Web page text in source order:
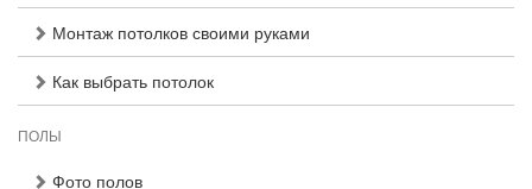
Монтаж потолков своими руками
Как выбрать потолок
ПОЛЫ
Фото полов